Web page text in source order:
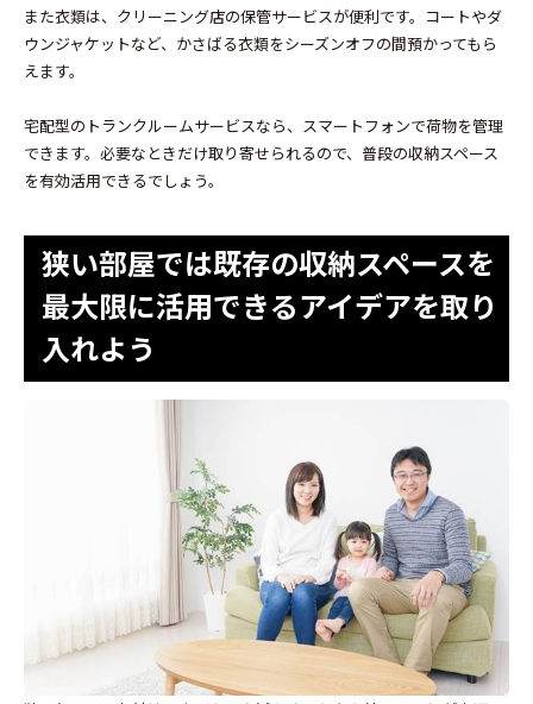
また衣類は、クリーニング店の保管サービスが便利です。コートやダ
ウンジャケットなど、かさばる衣類をシーズンオフの間預かってもら
えます。
宅配型のトランクルームサービスなら、スマートフォンで荷物を管理
できます。必要なときだけ取り寄せられるので、普段の収納スペース
を有効活用できるでしょう。
狭い部屋では既存の収納スペースを
最大限に活用できるアイデアを取り
入れよう